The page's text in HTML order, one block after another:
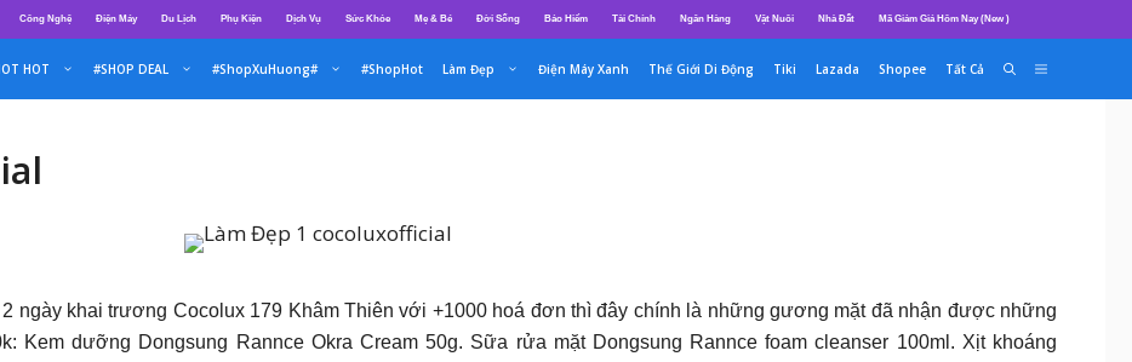
Công Nghệ Điện Máy Du Lịch Phụ Kiện Dịch Vụ Sức Khỏe Mẹ & Bé Đời Sống Bảo Hiểm Tài Chính Ngân Hàng Vật Nuôi Nhà Đất Mã Giảm Giá Hôm Nay (New )
HOT #SHOP DEAL #ShopXuHuong# #ShopHot Làm Đẹp Điện Máy Xanh Thế Giới Di Động Tiki Lazada Shopee Tất Cả
2 ngày khai trương Cocolux 179 Khâm Thiên với +1000 hoá đơn thì đây chính là những gương mặt đã nhận được những
Kem dưỡng Dongsung Rannce Okra Cream 50g. Sữa rửa mặt Dongsung Rannce foam cleanser 100ml. Xịt khoáng